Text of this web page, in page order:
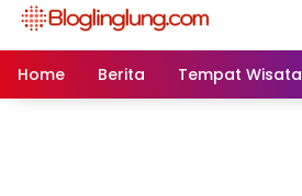
Home Berita Tempat Wisata